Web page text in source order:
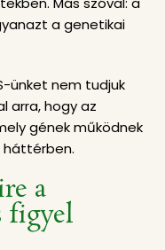
a genetikai
ünket nem tudjuk
arra, hogy az
gének működnek
háttérben.
a
figyel